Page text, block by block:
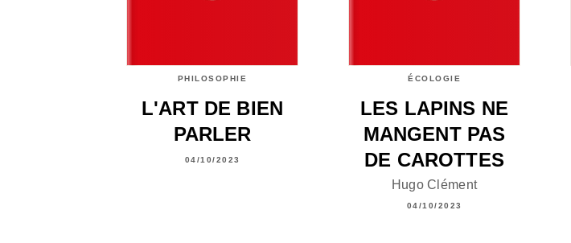
PHILOSOPHIE
L'ART DE BIEN
PARLER
04/10/2023
ÉCOLOGIE
LES LAPINS NE
MANGENT PAS
DE CAROTTES
Hugo Clément
04/10/2023